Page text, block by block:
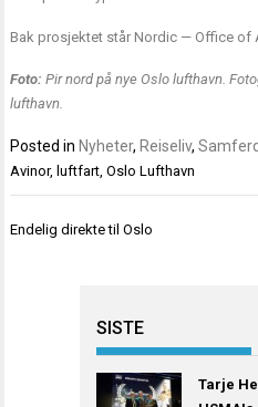
Bak prosjektet står Nordic — Office of
Foto: Pir nord på nye Oslo lufthavn.
lufthavn.
Posted in Nyheter, Reiseliv,
Avinor, luftfart,Oslo Lufthavn
Innleggsnavigasjon
Endelig direkte til Oslo
SISTE
Tarje